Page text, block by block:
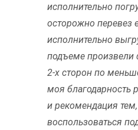
исполнительно
осторожно перевез
исполнительно
подъеме
2-х сторон по
моя благодарность
и рекомендация
воспользоваться